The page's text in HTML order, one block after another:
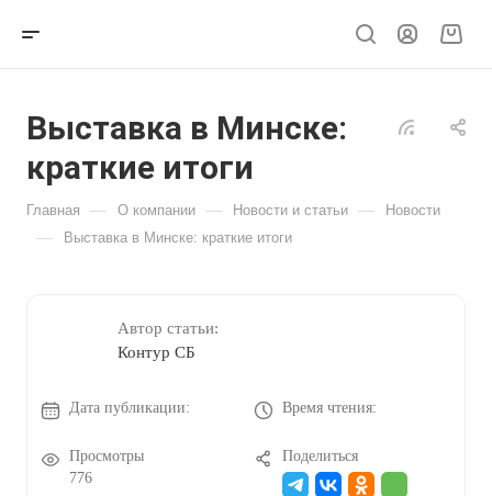
Выставка в Минске:
краткие итоги
Главная — О компании — Новости и статьи — Новости
— Выставка в Минске: краткие итоги
Автор статьи:
Контур СБ
Дата публикации: Время чтения:
Просмотры
776
Поделиться